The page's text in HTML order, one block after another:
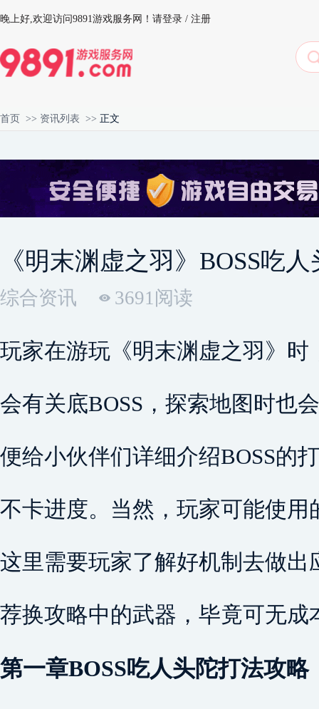
晚上好,欢迎访问9891游戏服务网！ 请登录 / 注册
首页 >> 资讯列表 >> 正文
《明末渊虚之羽》BOSS吃
综合资讯 3691阅读
玩家在游玩《明末渊虚之羽》
会有关底BOSS，探索地图时也
便给小伙伴们详细介绍BOSS的
不卡进度。当然，玩家可能使
这里需要玩家了解好机制去做
荐换攻略中的武器，毕竟可无成
第一章BOSS吃人头陀打法攻略